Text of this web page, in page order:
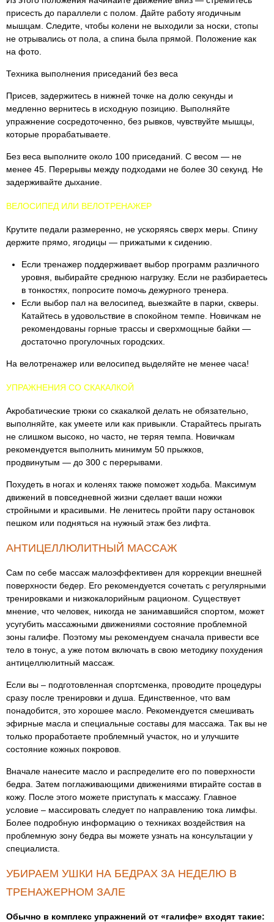
присесть до параллели с полом. Дайте работу ягодичным
мышцам. Следите, чтобы колени не выходили за носки, стопы
не отрывались от пола, а спина была прямой. Положение как
на фото.
Техника выполнения приседаний без веса
Присев, задержитесь в нижней точке на долю секунды и
медленно вернитесь в исходную позицию. Выполняйте
упражнение сосредоточенно, без рывков, чувствуйте мышцы,
которые прорабатываете.
Без веса выполните около 100 приседаний. С весом — не
менее 45. Перерывы между подходами не более 30 секунд. Не
задерживайте дыхание.
ВЕЛОСИПЕД ИЛИ ВЕЛОТРЕНАЖЕР
Крутите педали размеренно, не ускоряясь сверх меры. Спину
держите прямо, ягодицы — прижатыми к сидению.
Если тренажер поддерживает выбор программ различного
уровня, выбирайте среднюю нагрузку. Если не разбираетесь
в тонкостях, попросите помочь дежурного тренера.
Если выбор пал на велосипед, выезжайте в парки, скверы.
Катайтесь в удовольствие в спокойном темпе. Новичкам не
рекомендованы горные трассы и сверхмощные байки —
достаточно прогулочных городских.
На велотренажер или велосипед выделяйте не менее часа!
УПРАЖНЕНИЯ СО СКАКАЛКОЙ
Акробатические трюки со скакалкой делать не обязательно,
выполняйте, как умеете или как привыкли. Старайтесь прыгать
не слишком высоко, но часто, не теряя темпа. Новичкам
рекомендуется выполнить минимум 50 прыжков,
продвинутым — до 300 с перерывами.
Похудеть в ногах и коленях также поможет ходьба. Максимум
движений в повседневной жизни сделает ваши ножки
стройными и красивыми. Не ленитесь пройти пару остановок
пешком или подняться на нужный этаж без лифта.
АНТИЦЕЛЛЮЛИТНЫЙ МАССАЖ
Сам по себе массаж малоэффективен для коррекции внешней
поверхности бедер. Его рекомендуется сочетать с регулярными
тренировками и низкокалорийным рационом. Существует
мнение, что человек, никогда не занимавшийся спортом, может
усугубить массажными движениями состояние проблемной
зоны галифе. Поэтому мы рекомендуем сначала привести все
тело в тонус, а уже потом включать в свою методику похудения
антицеллюлитный массаж.
Если вы – подготовленная спортсменка, проводите процедуры
сразу после тренировки и душа. Единственное, что вам
понадобится, это хорошее масло. Рекомендуется смешивать
эфирные масла и специальные составы для массажа. Так вы не
только проработаете проблемный участок, но и улучшите
состояние кожных покровов.
Вначале нанесите масло и распределите его по поверхности
бедра. Затем поглаживающими движениями втирайте состав в
кожу. После этого можете приступать к массажу. Главное
условие – массировать следует по направлению тока лимфы.
Более подробную информацию о техниках воздействия на
проблемную зону бедра вы можете узнать на консультации у
специалиста.
УБИРАЕМ УШКИ НА БЕДРАХ ЗА НЕДЕЛЮ В
ТРЕНАЖЕРНОМ ЗАЛЕ
Обычно в комплекс упражнений от «галифе» входят такие: